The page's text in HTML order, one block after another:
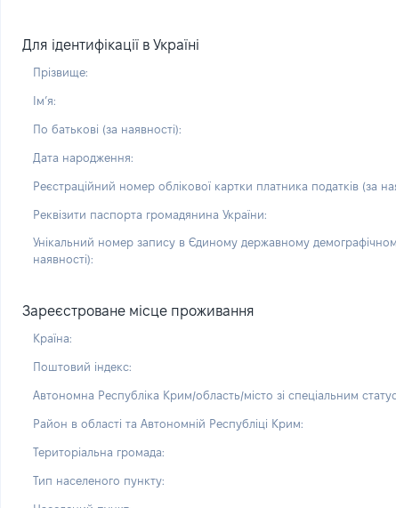
Для ідентифікації в Україні
Прізвище:
Імʼя:
По батькові (за наявності):
Дата народження:
Реєстраційний номер облікової картки платника податків (за
Реквізити паспорта громадянина України:
Унікальний номер запису в Єдиному державному
наявності):
Зареєстроване місце проживання
Країна:
Поштовий індекс:
Автономна Республіка Крим/область/місто зі спеціальним
Район в області та Автономній Республіці Крим:
Територіальна громада:
Тип населеного пункту: